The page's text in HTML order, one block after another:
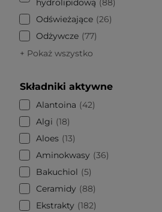
hydrolipidową
88
Odświeżające 26
Odżywcze 77
+ Pokaż wszystko
Składniki aktywne
Alantoina
42
Algi
18
Aloes 13
Aminokwasy
36
Bakuchiol
5
Ceramidy
88
Ekstrakty
182